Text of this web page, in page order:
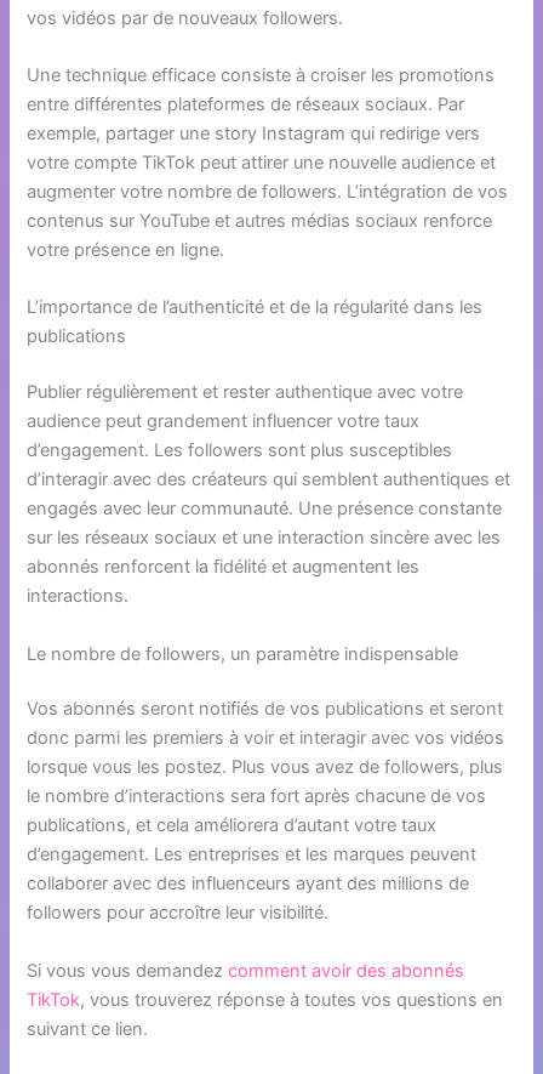
vos vidéos par de nouveaux followers.
Une technique efficace consiste à croiser les promotions
entre différentes plateformes de réseaux sociaux. Par
exemple, partager une story Instagram qui redirige vers
votre compte TikTok peut attirer une nouvelle audience et
augmenter votre nombre de followers. L’intégration de vos
contenus sur YouTube et autres médias sociaux renforce
votre présence en ligne.
L’importance de l’authenticité et de la régularité dans les
publications
Publier régulièrement et rester authentique avec votre
audience peut grandement influencer votre taux
d’engagement. Les followers sont plus susceptibles
d’interagir avec des créateurs qui semblent authentiques et
engagés avec leur communauté. Une présence constante
sur les réseaux sociaux et une interaction sincère avec les
abonnés renforcent la fidélité et augmentent les
interactions.
Le nombre de followers, un paramètre indispensable
Vos abonnés seront notifiés de vos publications et seront
donc parmi les premiers à voir et interagir avec vos vidéos
lorsque vous les postez. Plus vous avez de followers, plus
le nombre d’interactions sera fort après chacune de vos
publications, et cela améliorera d’autant votre taux
d’engagement. Les entreprises et les marques peuvent
collaborer avec des influenceurs ayant des millions de
followers pour accroître leur visibilité.
Si vous vous demandezcomment avoir des abonnés
TikTok, vous trouverez réponse à toutes vos questions en
suivant ce lien.